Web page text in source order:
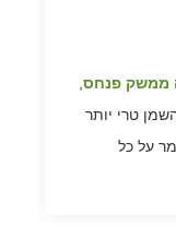
ממשק פנחס,
טרי יותר
על כל